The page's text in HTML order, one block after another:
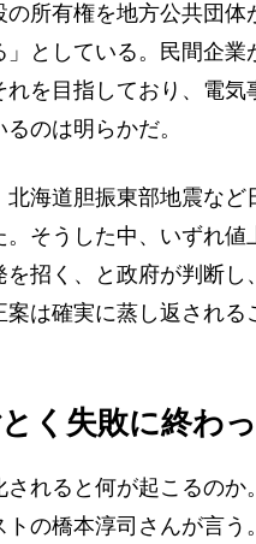
所有権を地方公共団
としている。民間企
を目指しており、電
のは明らかだ。
北海道胆振東部地震など
そうした中、いずれ値
招く、と政府が判断
は確実に蒸し返される
く失敗に終わ
れると何が起こるのか
の橋本淳司さんが言う。